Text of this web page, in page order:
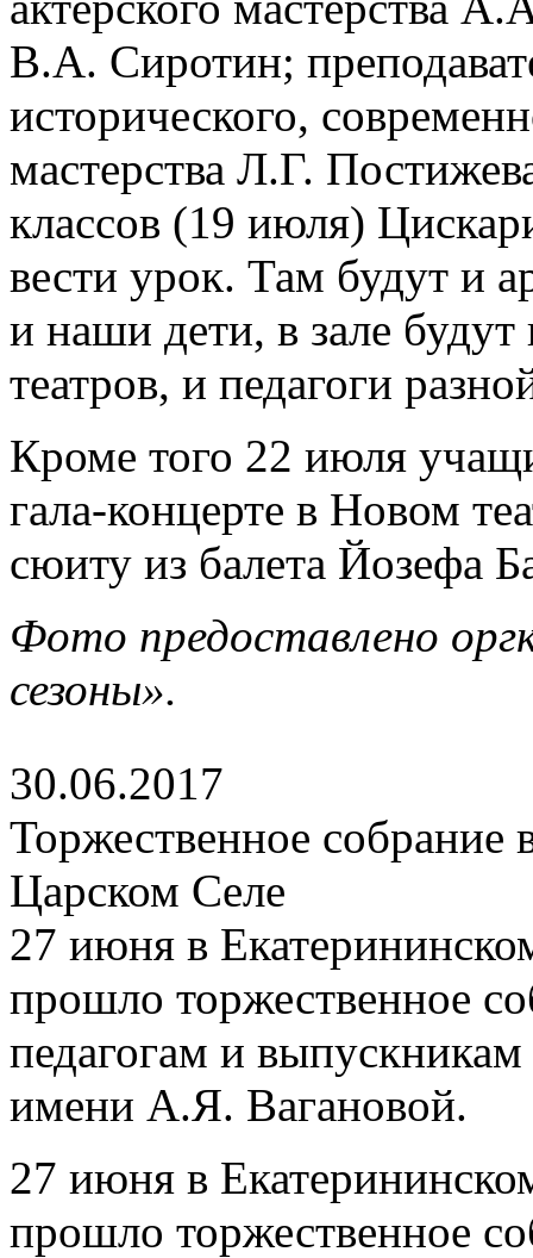
В.А. Сиротин;
исторического,
мастерства Л.Г.
классов (19 июля)
вести урок. Там будут и
и наши дети, в зале будут
театров, и педагоги
Кроме того 22 июля
гала-концерте в Новом
сюиту из балета Йозефа
Фото предоставлено
сезоны».
30.06.2017
Торжественное собрание
Царском Селе
27 июня в
прошло торжественное
педагогам и
имени А.Я. Вагановой.
27 июня в
прошло торжественное